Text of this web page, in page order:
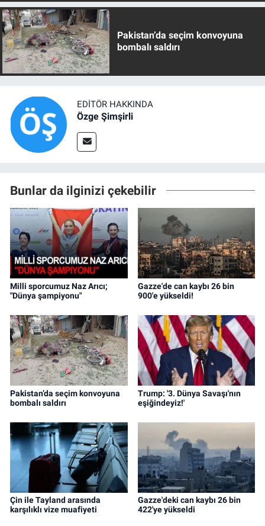
Pakistan’da seçim konvoyuna
bombalı saldırı
EDITÖR HAKKINDA
Özge Şimşirli
Bunlar da ilginizi çekebilir
Milli sporcumuz Naz Arıcı;
"Dünya şampiyonu"
Gazze'de can kaybı 26 bin
900'e yükseldi!
Pakistan’da seçim konvoyuna
bombalı saldırı
Trump: '3. Dünya Savaşı'nın
eşiğindeyiz!'
Çin ile Tayland arasında
karşılıklı vize muafiyeti
Gazze'deki can kaybı 26 bin
422'ye yükseldi